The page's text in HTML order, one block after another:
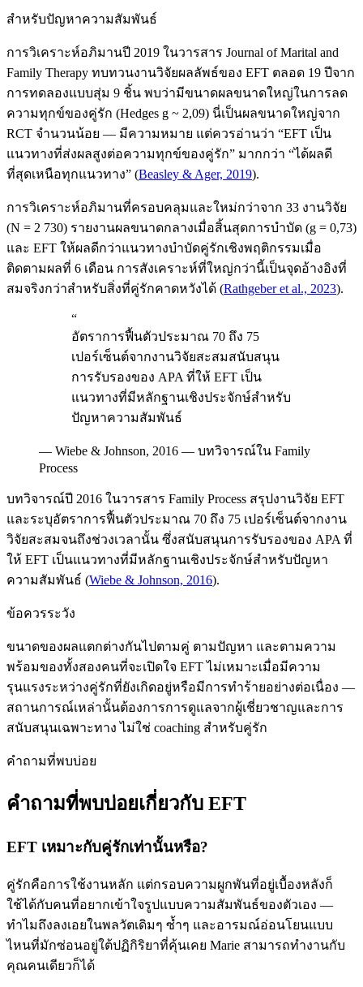
สำหรับปัญหาความสัมพันธ์
การวิเคราะห์อภิมานปี 2019 ในวารสาร Journal of Marital and
Family Therapy ทบทวนงานวิจัยผลลัพธ์ของ EFT ตลอด 19 ปีจาก
การทดลองแบบสุ่ม 9 ชิ้น พบว่ามีขนาดผลขนาดใหญ่ในการลด
ความทุกข์ของคู่รัก (Hedges g ~ 2,09) นี่เป็นผลขนาดใหญ่จาก
RCT จำนวนน้อย — มีความหมาย แต่ควรอ่านว่า “EFT เป็น
แนวทางที่ส่งผลสูงต่อความทุกข์ของคู่รัก” มากกว่า “ได้ผลดี
ที่สุดเหนือทุกแนวทาง” (Beasley & Ager, 2019).
การวิเคราะห์อภิมานที่ครอบคลุมและใหม่กว่าจาก 33 งานวิจัย
(N = 2 730) รายงานผลขนาดกลางเมื่อสิ้นสุดการบำบัด (g = 0,73)
และ EFT ให้ผลดีกว่าแนวทางบำบัดคู่รักเชิงพฤติกรรมเมื่อ
ติดตามผลที่ 6 เดือน การสังเคราะห์ที่ใหญ่กว่านี้เป็นจุดอ้างอิงที่
สมจริงกว่าสำหรับสิ่งที่คู่รักคาดหวังได้ (Rathgeber et al., 2023).
“
อัตราการฟื้นตัวประมาณ 70 ถึง 75
เปอร์เซ็นต์จากงานวิจัยสะสมสนับสนุน
การรับรองของ APA ที่ให้ EFT เป็น
แนวทางที่มีหลักฐานเชิงประจักษ์สำหรับ
ปัญหาความสัมพันธ์
— Wiebe & Johnson, 2016 — บทวิจารณ์ใน Family
Process
บทวิจารณ์ปี 2016 ในวารสาร Family Process สรุปงานวิจัย EFT
และระบุอัตราการฟื้นตัวประมาณ 70 ถึง 75 เปอร์เซ็นต์จากงาน
วิจัยสะสมจนถึงช่วงเวลานั้น ซึ่งสนับสนุนการรับรองของ APA ที่
ให้ EFT เป็นแนวทางที่มีหลักฐานเชิงประจักษ์สำหรับปัญหา
ความสัมพันธ์ (Wiebe & Johnson, 2016).
ข้อควรระวัง
ขนาดของผลแตกต่างกันไปตามคู่ ตามปัญหา และตามความ
พร้อมของทั้งสองคนที่จะเปิดใจ EFT ไม่เหมาะเมื่อมีความ
รุนแรงระหว่างคู่รักที่ยังเกิดอยู่หรือมีการทำร้ายอย่างต่อเนื่อง —
สถานการณ์เหล่านั้นต้องการการดูแลจากผู้เชี่ยวชาญและการ
สนับสนุนเฉพาะทาง ไม่ใช่ coaching สำหรับคู่รัก
คำถามที่พบบ่อย
คำถามที่พบบ่อยเกี่ยวกับ EFT
EFT เหมาะกับคู่รักเท่านั้นหรือ?
คู่รักคือการใช้งานหลัก แต่กรอบความผูกพันที่อยู่เบื้องหลังก็
ใช้ได้กับคนที่อยากเข้าใจรูปแบบความสัมพันธ์ของตัวเอง —
ทำไมถึงลงเอยในพลวัตเดิมๆ ซ้ำๆ และอารมณ์อ่อนโยนแบบ
ไหนที่มักซ่อนอยู่ใต้ปฏิกิริยาที่คุ้นเคย Marie สามารถทำงานกับ
คุณคนเดียวก็ได้